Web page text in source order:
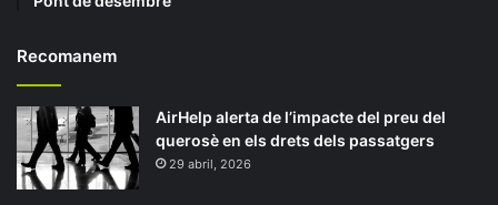
Recomanem
AirHelp alerta de l’impacte del preu del
querosè en els drets dels passatgers
29 abril, 2026